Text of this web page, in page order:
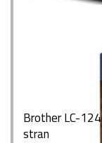
Brother LC-
stran